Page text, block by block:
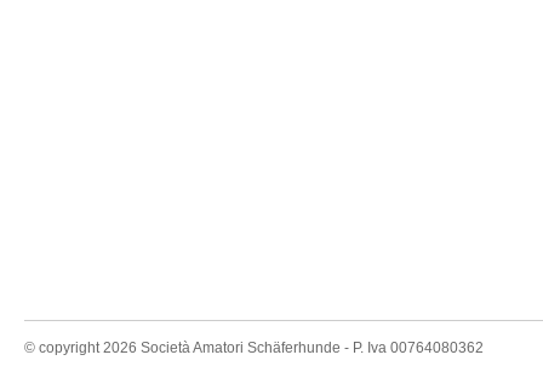
© copyright 2026 Società Amatori Schäferhunde - P. Iva 00764080362